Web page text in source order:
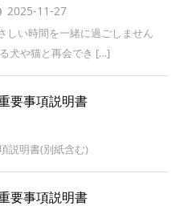
2025-11-27
しい時間を一緒に過ごしません
犬や猫と再会でき […]
要事項説明書
説明書(別紙含む)
要事項説明書